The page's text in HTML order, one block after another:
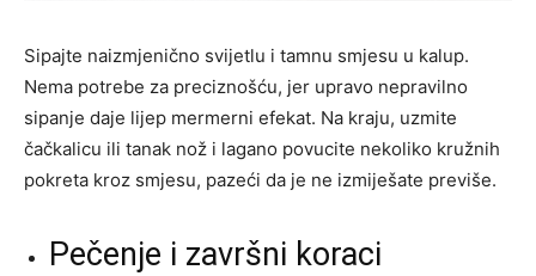
Sipajte naizmjenično svijetlu i tamnu smjesu u kalup.
Nema potrebe za preciznošću, jer upravo nepravilno
sipanje daje lijep mermerni efekat. Na kraju, uzmite
čačkalicu ili tanak nož i lagano povucite nekoliko kružnih
pokreta kroz smjesu, pazeći da je ne izmiješate previše.
Pečenje i završni koraci